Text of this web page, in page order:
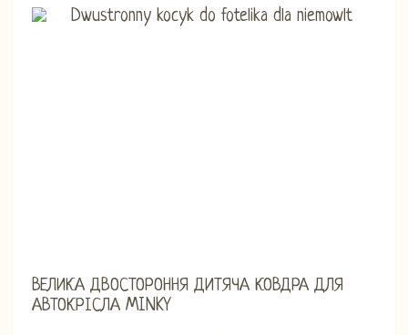
ВЕЛИКА ДВОСТОРОННЯ ДИТЯЧА КОВДРА ДЛЯ
АВТОКРІСЛА MINKY